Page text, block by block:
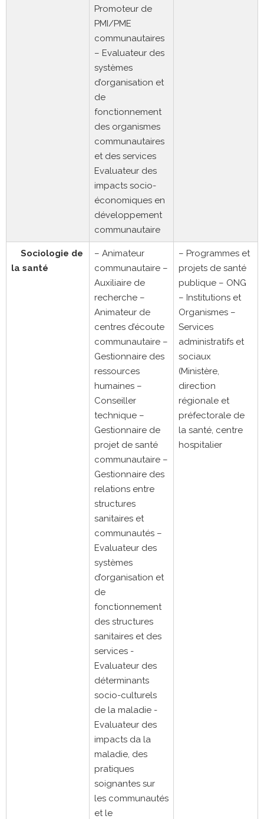
Promoteur de
PMI/PME
communautaires
– Evaluateur des
systèmes
d’organisation et
de
fonctionnement
des organismes
communautaires
et des services
Evaluateur des
impacts socio-
économiques en
développement
communautaire
Sociologie de
la santé
– Animateur
communautaire –
Auxiliaire de
recherche –
Animateur de
centres d’écoute
communautaire –
Gestionnaire des
ressources
humaines –
Conseiller
technique –
Gestionnaire de
projet de santé
communautaire –
Gestionnaire des
relations entre
structures
sanitaires et
communautés –
Evaluateur des
systèmes
d’organisation et
de
fonctionnement
des structures
sanitaires et des
services -
Evaluateur des
déterminants
socio-culturels
de la maladie -
Evaluateur des
impacts da la
maladie, des
pratiques
soignantes sur
les communautés
et le
– Programmes et
projets de santé
publique – ONG
– Institutions et
Organismes –
Services
administratifs et
sociaux
(Ministère,
direction
régionale et
préfectorale de
la santé, centre
hospitalier